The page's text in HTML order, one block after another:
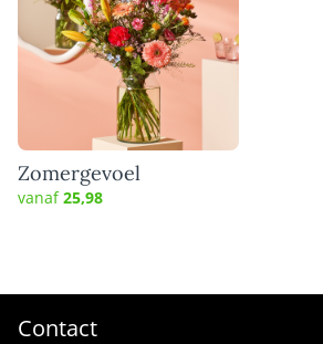
Zomergevoel
vanaf25,98
Contact